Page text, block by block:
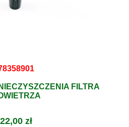
FILTRA
22,00 zł